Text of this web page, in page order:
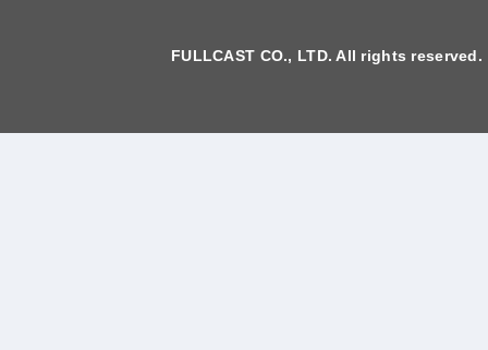
FULLCAST CO., LTD. All rights reserved.